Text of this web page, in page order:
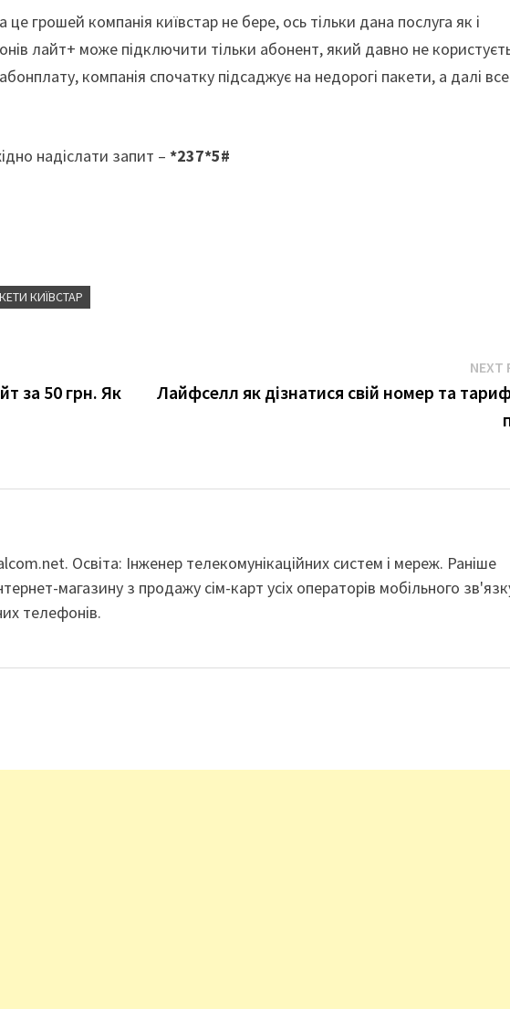
грошей компанія київстар не бере, ось тільки дана послуга як і
лайт+ може підключити тільки абонент, який давно не
компанія спочатку підсаджує на недорогі пакети, а далі все
надіслати запит –*237*5#
КИЇВСТАР
за 50 грн. Як
NEXT
Лайфселл як дізнатися свій номер та
Освіта: Інженер телекомунікаційних систем і мереж. Раніше
магазину з продажу сім-карт усіх операторів мобільного
телефонів.